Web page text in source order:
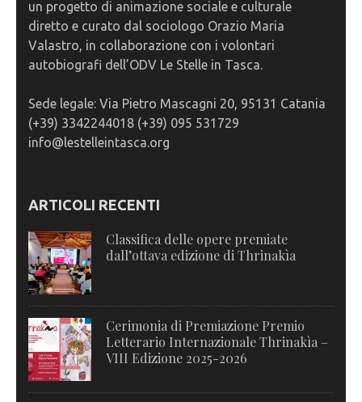
un progetto di animazione sociale e culturale
diretto e curato dal sociologo Orazio Maria
Valastro, in collaborazione con i volontari
autobiografi dell’ODV Le Stelle in Tasca.
Sede legale: Via Pietro Mascagni 20, 95131 Catania
(+39) 3342244018 (+39) 095 531729
info@lestelleintasca.org
ARTICOLI RECENTI
Classifica delle opere premiate
dall’ottava edizione di Thrinakìa
Cerimonia di Premiazione Premio
Letterario Internazionale Thrinakìa –
VIII Edizione 2025-2026